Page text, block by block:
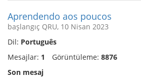
Aprendendo aos poucos
başlangıç QRU, 10 Nisan 2023
Dil: Português
Mesajlar: 1 Görüntüleme: 8876
Son mesaj